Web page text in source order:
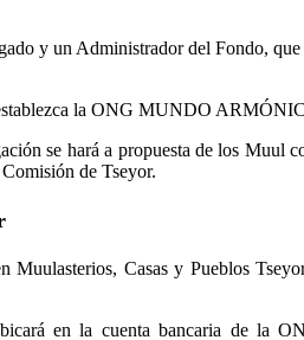
y un Administrador del Fondo,
establezca la ONG MUNDO
se hará a propuesta de los
de Tseyor.
Casas y Pueblos
en la cuenta bancaria de la